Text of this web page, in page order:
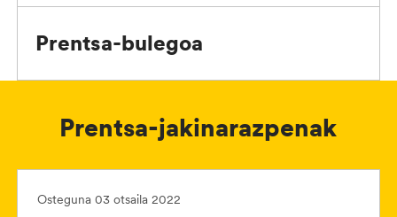
Prentsa-bulegoa
Prentsa-jakinarazpenak
Osteguna 03 otsaila 2022